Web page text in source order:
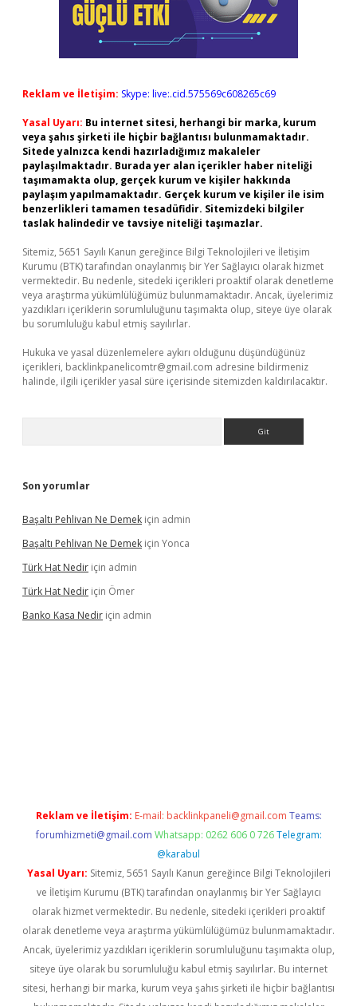
Reklam ve İletişim: Skype: live:.cid.575569c608265c69
Yasal Uyarı: Bu internet sitesi, herhangi bir marka, kurum
veya şahıs şirketi ile hiçbir bağlantısı bulunmamaktadır.
Sitede yalnızca kendi hazırladığımız makaleler
paylaşılmaktadır. Burada yer alan içerikler haber niteliği
taşımamakta olup, gerçek kurum ve kişiler hakkında
paylaşım yapılmamaktadır. Gerçek kurum ve kişiler ile isim
benzerlikleri tamamen tesadüfidir. Sitemizdeki bilgiler
taslak halindedir ve tavsiye niteliği taşımazlar.
Sitemiz, 5651 Sayılı Kanun gereğince Bilgi Teknolojileri ve İletişim
Kurumu (BTK) tarafından onaylanmış bir Yer Sağlayıcı olarak hizmet
vermektedir. Bu nedenle, sitedeki içerikleri proaktif olarak denetleme
veya araştırma yükümlülüğümüz bulunmamaktadır. Ancak, üyelerimiz
yazdıkları içeriklerin sorumluluğunu taşımakta olup, siteye üye olarak
bu sorumluluğu kabul etmiş sayılırlar.
Hukuka ve yasal düzenlemelere aykırı olduğunu düşündüğünüz
içerikleri, backlinkpanelicomtr@gmail.com adresine bildirmeniz
halinde, ilgili içerikler yasal süre içerisinde sitemizden kaldırılacaktır.
Son yorumlar
Başaltı Pehlivan Ne Demek için admin
Başaltı Pehlivan Ne Demek için Yonca
Türk Hat Nedir için admin
Türk Hat Nedir için Ömer
Banko Kasa Nedir için admin
Reklam ve İletişim: E-mail: backlinkpaneli@gmail.com Teams:
forumhizmeti@gmail.com Whatsapp: 0262 606 0 726 Telegram:
@karabul
Yasal Uyarı: Sitemiz, 5651 Sayılı Kanun gereğince Bilgi Teknolojileri
ve İletişim Kurumu (BTK) tarafından onaylanmış bir Yer Sağlayıcı
olarak hizmet vermektedir. Bu nedenle, sitedeki içerikleri proaktif
olarak denetleme veya araştırma yükümlülüğümüz bulunmamaktadır.
Ancak, üyelerimiz yazdıkları içeriklerin sorumluluğunu taşımakta olup,
siteye üye olarak bu sorumluluğu kabul etmiş sayılırlar. Bu internet
sitesi, herhangi bir marka, kurum veya şahıs şirketi ile hiçbir bağlantısı